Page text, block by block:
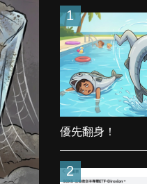
1
優先翻身！
2